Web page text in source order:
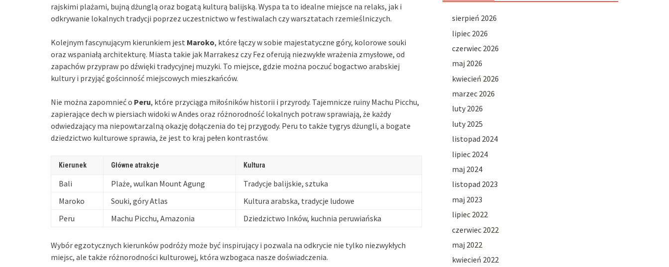
rajskimi plażami, bujną dżunglą oraz bogatą kulturą balijską. Wyspa ta to idealne miejsce na relaks, jak i
odkrywanie lokalnych tradycji poprzez uczestnictwo w festiwalach czy warsztatach rzemieślniczych.
Kolejnym fascynującym kierunkiem jest Maroko, które łączy w sobie majestatyczne góry, kolorowe souki
oraz wspaniałą architekturę. Miasta takie jak Marrakesz czy Fez oferują niezwykłe wrażenia zmysłowe, od
zapachów przypraw po dźwięki tradycyjnej muzyki. To miejsce, gdzie można poczuć bogactwo arabskiej
kultury i przyjąć gościnność miejscowych mieszkańców.
Nie można zapomnieć o Peru, które przyciąga miłośników historii i przyrody. Tajemnicze ruiny Machu Picchu,
zapierające dech w piersiach widoki w Andes oraz różnorodność lokalnych potraw sprawiają, że każdy
odwiedzający ma niepowtarzalną okazję dołączenia do tej przygody. Peru to także tygrys dżungli, a bogate
dziedzictwo kulturowe sprawia, że jest to kraj pełen kontrastów.
Kierunek Główne atrakcje Kultura
Bali Plaże, wulkan Mount Agung
Tradycje balijskie, sztuka
Maroko
Souki, góry Atlas
Kultura arabska, tradycje ludowe
Peru
Machu Picchu, Amazonia Dziedzictwo Inków, kuchnia peruwiańska
Wybór egzotycznych kierunków podróży może być inspirujący i pozwala na odkrycie nie tylko niezwykłych
miejsc, ale także różnorodności kulturowej, która wzbogaca nasze doświadczenia.
sierpień 2026
lipiec 2026
czerwiec 2026
maj 2026
kwiecień 2026
marzec 2026
luty 2026
luty 2025
listopad 2024
lipiec 2024
maj 2024
listopad 2023
maj 2023
lipiec 2022
czerwiec 2022
maj 2022
kwiecień 2022